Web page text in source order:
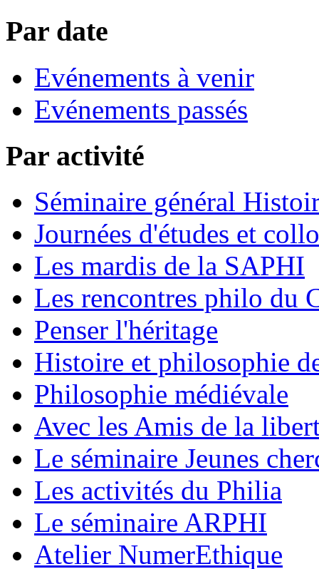
Par date
Evénements à venir
Evénements passés
Par activité
Séminaire général
Journées d'études et
Les mardis de la SAPHI
Les rencontres philo du
Penser l'héritage
Histoire et philosophie
Philosophie médiévale
Avec les Amis de la
Le séminaire Jeunes
Les activités du Philia
Le séminaire ARPHI
Atelier NumerEthique